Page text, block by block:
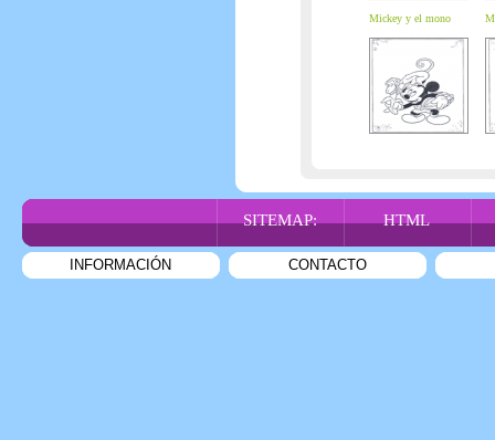
Mickey y el mono
SITEMAP: HTML
INFORMACIÓN CONTACTO